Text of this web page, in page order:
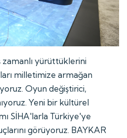
yürüttüklerini
milletimize armağan
Oyun değiştirici,
Yeni bir kültürel
SİHA'larla Türkiye'ye
görüyoruz. BAYKAR